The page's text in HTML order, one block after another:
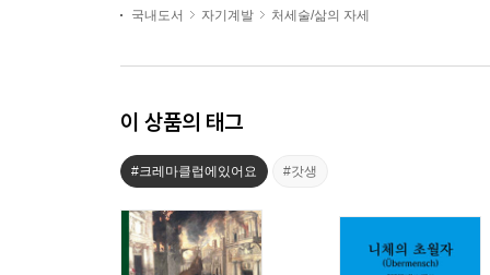
국내도서 자기계발 처세술/삶의 자세
이 상품의 태그
#크레마클럽에있어요 #갓생